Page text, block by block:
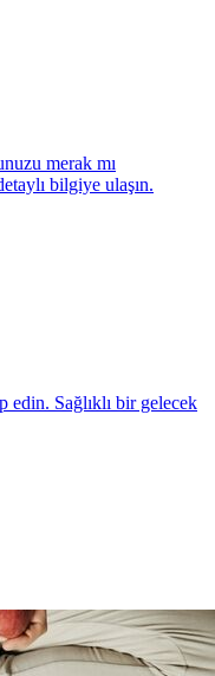
merak mı
bilgiye ulaşın.
edin. Sağlıklı bir gelecek